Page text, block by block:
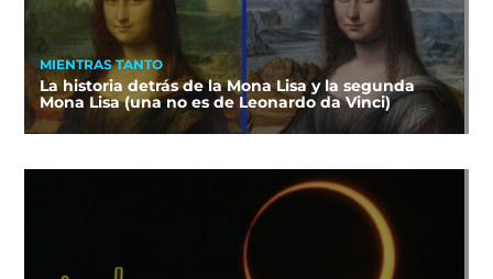
MIENTRAS TANTO
La historia detrás de la Mona Lisa y la segunda
Mona Lisa (una no es de Leonardo da Vinci)